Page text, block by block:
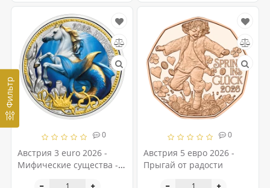
Фильтр
0
Австрия 3 euro 2026 -
Мифические существа -
0
Австрия 5 евро 2026 -
Прыгай от радости